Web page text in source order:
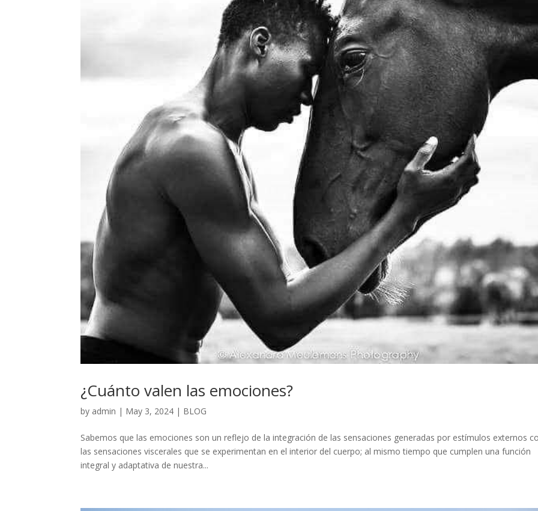
¿Cuánto valen las emociones?
by admin | May 3, 2024 | BLOG
Sabemos que las emociones son un reflejo de la integración de las sensaciones generadas por estímulos externos
las sensaciones viscerales que se experimentan en el interior del cuerpo; al mismo tiempo que cumplen una función
integral y adaptativa de nuestra...